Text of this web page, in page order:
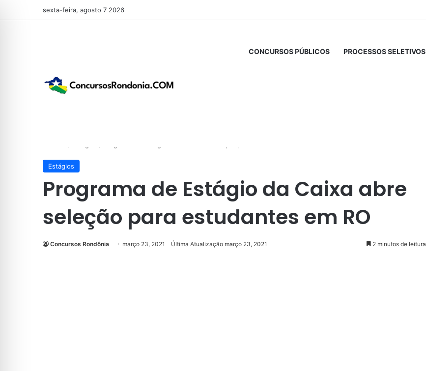
sexta-feira, agosto 7 2026
CONCURSOS PÚBLICOS PROCESSOS SELETIVOS
Estágios
Programa de Estágio da Caixa abre
seleção para estudantes em RO
Concursos Rondônia março 23, 2021 Última Atualização março 23, 2021 2 minutos de leitura